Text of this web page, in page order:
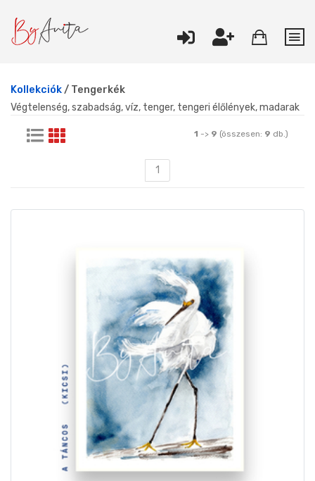
Kollekciók/ Tengerkék
Végtelenség, szabadság, víz, tenger, tengeri élőlények, madarak
1 -> 9 (összesen: 9 db.)
1